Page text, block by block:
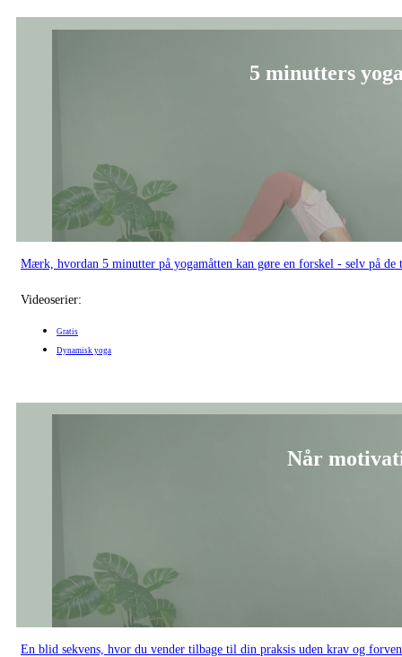
5 minutters
Mærk, hvordan 5 minutter på yogamåtten kan gøre en forskel - selv på de
Videoserier:
Gratis
Dynamisk yoga
Når
En blid sekvens, hvor du vender tilbage til din praksis uden krav og